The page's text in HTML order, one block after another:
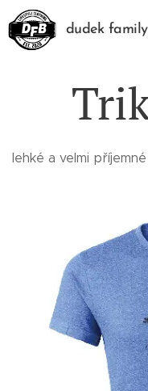
dudek
lehké a velmi